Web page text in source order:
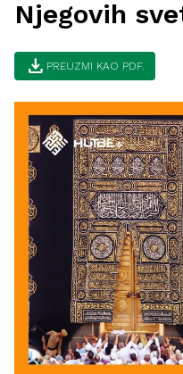
Njegovih
download PREUZMI KAO PDF.